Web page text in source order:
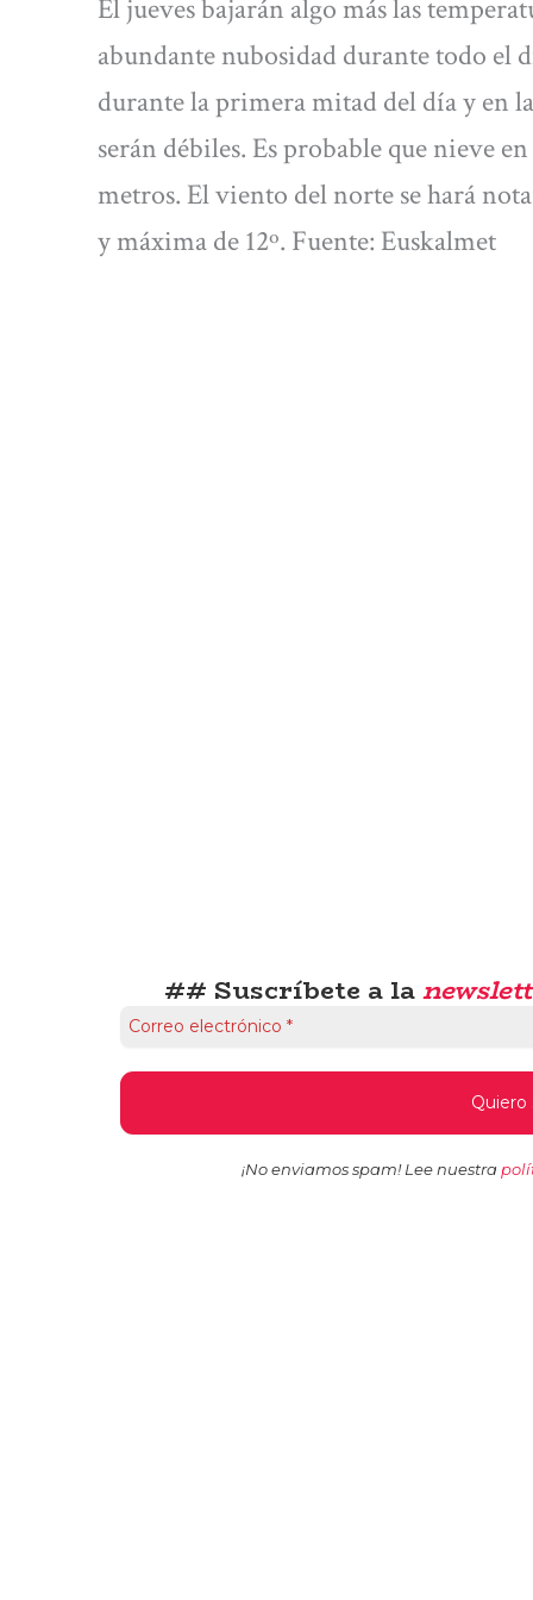
El jueves bajarán algo más las
abundante nubosidad durante todo el
durante la primera mitad del día y en
serán débiles. Es probable que nieve
metros. El viento del norte se hará
y máxima de 12º. Fuente: Euskalmet
## Suscríbete a la
¡No enviamos spam! Lee nuestra